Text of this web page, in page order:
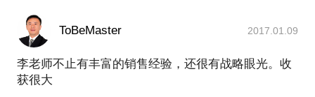
ToBeMaster 2017.01.09
李老师不止有丰富的销售经验，还很有战略眼光。收
获很大